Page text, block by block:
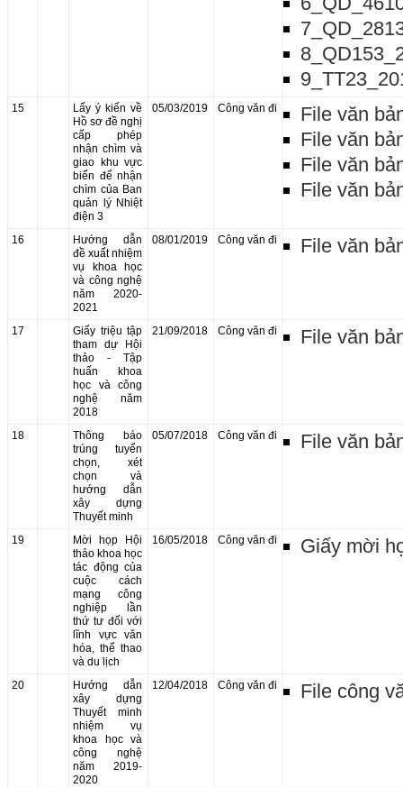
15
Lấy ý kiến về
Hồ sơ đề nghị
cấp phép
nhận chìm và
giao khu vực
biển để nhận
chìm của Ban
quản lý Nhiệt
điện 3
05/03/2019 Công văn đi
File văn
File văn
File văn
File văn
16
Hướng dẫn
đề xuất nhiệm
vụ khoa học
và công nghệ
năm 2020-
2021
08/01/2019 Công văn đi File văn
17
Giấy triệu tập
tham dự Hội
thảo - Tập
huấn khoa
học và công
nghệ năm
2018
21/09/2018 Công văn đi File văn
18
Thông báo
trúng tuyển
chọn, xét
chọn và
hướng dẫn
xây dựng
Thuyết minh
05/07/2018 Công văn đi File văn
19
Mời họp Hội
thảo khoa học
tác động của
cuộc cách
mạng công
nghiệp lần
thứ tư đối với
lĩnh vực văn
hóa, thể thao
và du lịch
16/05/2018 Công văn đi Giấy mời
20
Hướng dẫn
xây dựng
Thuyết minh
nhiệm vụ
khoa học và
công nghệ
năm 2019-
2020
12/04/2018 Công văn đi File công